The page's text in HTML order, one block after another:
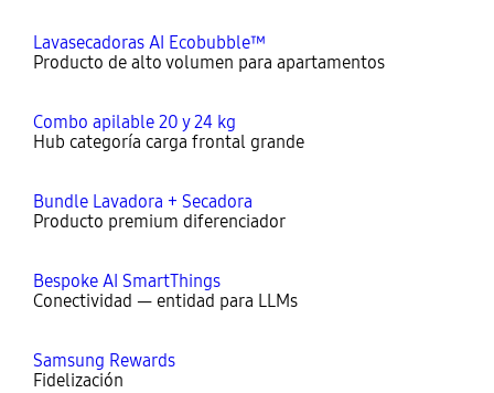
Lavasecadoras AI Ecobubble™
Producto de alto volumen para apartamentos
Combo apilable 20 y 24 kg
Hub categoría carga frontal grande
Bundle Lavadora + Secadora
Producto premium diferenciador
Bespoke AI SmartThings
Conectividad — entidad para LLMs
Samsung Rewards
Fidelización